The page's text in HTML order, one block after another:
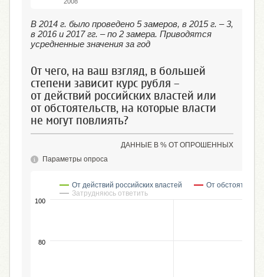
В 2014 г. было проведено 5 замеров, в 2015 г. – 3,
в 2016 и 2017 гг. – по 2 замера. Приводятся
усредненные значения за год
От чего, на ваш взгляд, в большей
степени зависит курс рубля –
от действий российских властей или
от обстоятельств, на которые власти
не могут повлиять?
ДАННЫЕ В % ОТ ОПРОШЕННЫХ
Параметры опроса
От действий российских властей
От
Затрудняюсь ответить
80
100